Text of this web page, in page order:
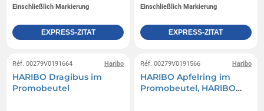
Einschließlich Markierung
EXPRESS-ZITAT
Einschließlich Markierung
EXPRESS-ZITAT
Haribo
Réf. 00279V0191664
HARIBO Dragibus im
Promobeutel
Haribo
Réf. 00279V0191566
HARIBO Apfelring im
Promobeutel, HARIBO